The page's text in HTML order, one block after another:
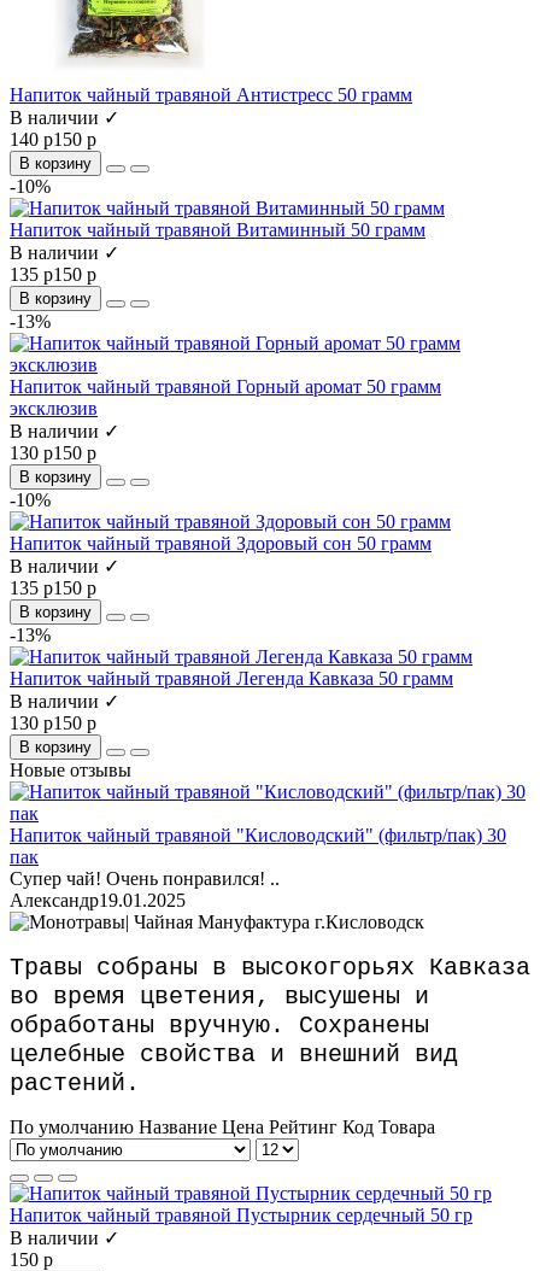
Напиток чайный травяной Антистресс 50 грамм
В наличии ✓
140 р150 р
В корзину
-10%
Напиток чайный травяной Витаминный 50 грамм
В наличии ✓
135 р150 р
В корзину
-13%
Напиток чайный травяной Горный аромат 50 грамм
эксклюзив
В наличии ✓
130 р150 р
В корзину
-10%
Напиток чайный травяной Здоровый сон 50 грамм
В наличии ✓
135 р150 р
В корзину
-13%
Напиток чайный травяной Легенда Кавказа 50 грамм
В наличии ✓
130 р150 р
В корзину
Новые отзывы
Напиток чайный травяной "Кисловодский" (фильтр/пак) 30
пак
Супер чай! Очень понравился! ..
Александр19.01.2025
Травы собраны в высокогорьях Кавказа
во время цветения, высушены и
обработаны вручную. Сохранены
целебные свойства и внешний вид
растений.
По умолчанию Название Цена Рейтинг Код Товара
Напиток чайный травяной Пустырник сердечный 50 гр
В наличии ✓
150 р